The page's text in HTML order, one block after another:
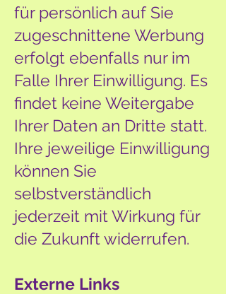
für persönlich auf Sie
zugeschnittene Werbung
erfolgt ebenfalls nur im
Falle Ihrer Einwilligung. Es
findet keine Weitergabe
Ihrer Daten an Dritte statt.
Ihre jeweilige Einwilligung
können Sie
selbstverständlich
jederzeit mit Wirkung für
die Zukunft widerrufen.
Externe Links